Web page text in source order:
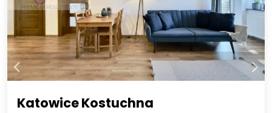
Katowice Kostuchna